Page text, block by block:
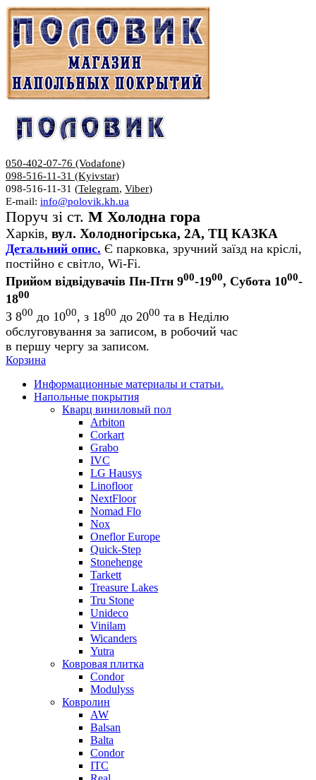
050-402-07-76 (Vodafone)
098-516-11-31 (Kyivstar)
098-516-11-31 (Telegram, Viber)
E-mail: info@polovik.kh.ua
Поруч зі ст. М Холодна гора
Харків, вул. Холодногірська, 2А, ТЦ КАЗКА
Детальний опис. Є парковка, зручний заїзд на кріслі,
постійно є світло, Wi-Fi.
Прийом відвідувачів Пн-Птн 900-1900, Субота 1000-
1800
З 800 до 1000, з 1800 до 2000 та в Неділю
обслуговування за записом, в робочий час
в першу чергу за записом.
Корзина
Информационные материалы и статьи.
Напольные покрытия
Кварц виниловый пол
Arbiton
Corkart
Grabo
IVC
LG Hausys
Linofloor
NextFloor
Nomad Flo
Nox
Oneflor Europe
Quick-Step
Stonehenge
Tarkett
Treasure Lakes
Tru Stone
Unideco
Vinilam
Wicanders
Yutra
Ковровая плитка
Condor
Modulyss
Ковролин
AW
Balsan
Balta
Condor
ITC